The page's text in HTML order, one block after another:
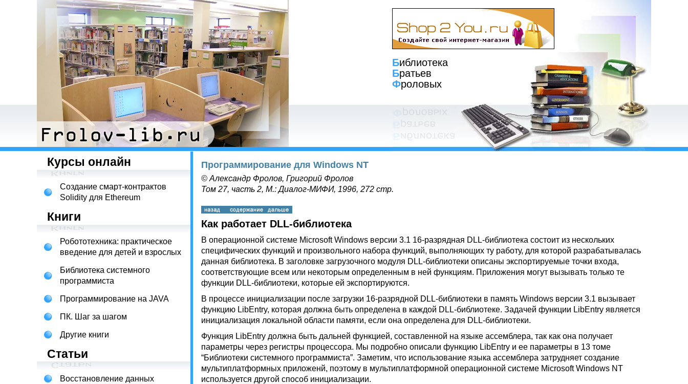
Библиотека
Братьев
Фроловых
Курсы онлайн
Создание смарт-контрактов
Solidity для Ethereum
Книги
Робототехника: практическое
введение для детей и взрослых
Библиотека системного
программиста
Программирование на JAVA
ПК. Шаг за шагом
Другие книги
Статьи
Восстановление данных
Программирование для Windows NT
© Александр Фролов, Григорий Фролов
Том 27, часть 2, М.: Диалог-МИФИ, 1996, 272 стр.
Как работает DLL-библиотека
В операционной системе Microsoft Windows версии 3.1 16-разрядная DLL-библиотека состоит из нескольких
специфических функций и произвольного набора функций, выполняющих ту работу, для которой разрабатывалась
данная библиотека. В заголовке загрузочного модуля DLL-библиотеки описаны экспортируемые точки входа,
соответствующие всем или некоторым определенным в ней функциям. Приложения могут вызывать только те
функции DLL-библиотеки, которые ей экспортируются.
В процессе инициализации после загрузки 16-разрядной DLL-библиотеки в память Windows версии 3.1 вызывает
функцию LibEntry, которая должна быть определена в каждой DLL-библиотеке. Задачей функции LibEntry является
инициализация локальной области памяти, если она определена для DLL-библиотеки.
Функция LibEntry должна быть дальней функцией, составленной на языке ассемблера, так как она получает
параметры через регистры процессора. Мы подробно описали функцию LibEntry и ее параметры в 13 томе
“Библиотеки системного программиста”. Заметим, что использование языка ассемблера затрудняет создание
мультиплатформных приложенй, поэтому в мультиплатформной операционной системе Microsoft Windows NT
используется другой способ инициализации.